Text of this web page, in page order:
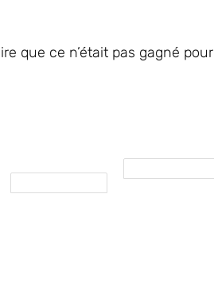
que ce n’était pas gagné pour